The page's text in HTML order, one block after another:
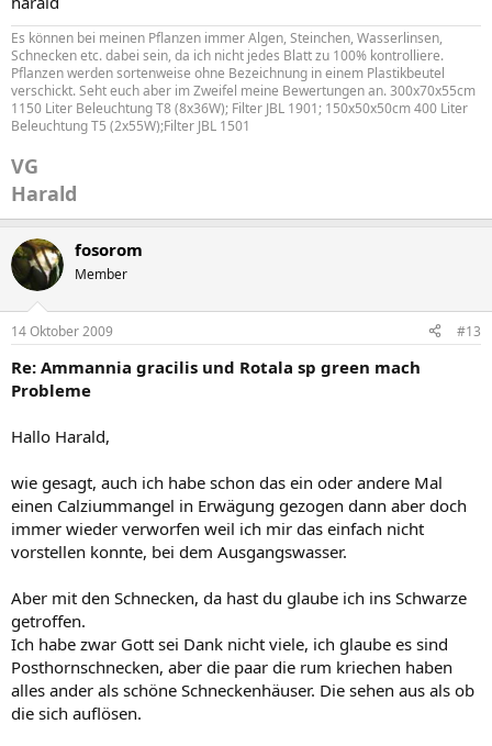
Es können bei meinen Pflanzen immer Algen, Steinchen, Wasserlinsen,
Schnecken etc. dabei sein, da ich nicht jedes Blatt zu 100% kontrolliere.
Pflanzen werden sortenweise ohne Bezeichnung in einem Plastikbeutel
verschickt. Seht euch aber im Zweifel meine Bewertungen an. 300x70x55cm
1150 Liter Beleuchtung T8 (8x36W); Filter JBL 1901; 150x50x50cm 400 Liter
Beleuchtung T5 (2x55W);Filter JBL 1501
VG
Harald
fosorom
Member
14 Oktober 2009 #13
Re: Ammannia gracilis und Rotala sp green mach
Probleme
Hallo Harald,
wie gesagt, auch ich habe schon das ein oder andere Mal
einen Calziummangel in Erwägung gezogen dann aber doch
immer wieder verworfen weil ich mir das einfach nicht
vorstellen konnte, bei dem Ausgangswasser.
Aber mit den Schnecken, da hast du glaube ich ins Schwarze
getroffen.
Ich habe zwar Gott sei Dank nicht viele, ich glaube es sind
Posthornschnecken, aber die paar die rum kriechen haben
alles ander als schöne Schneckenhäuser. Die sehen aus als ob
die sich auflösen.